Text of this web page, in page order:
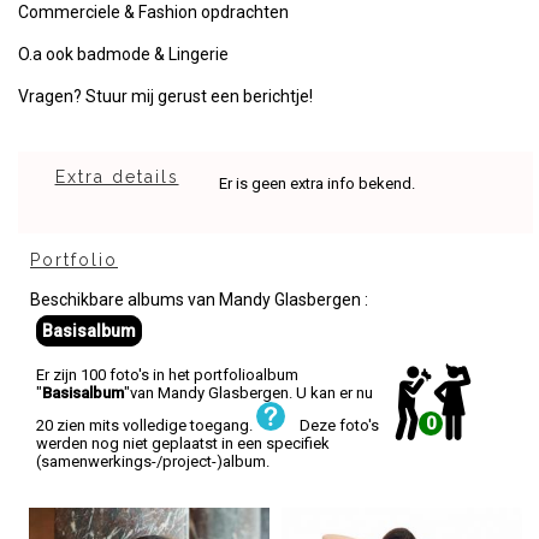
Commerciele & Fashion opdrachten
O.a ook badmode & Lingerie
Vragen? Stuur mij gerust een berichtje!
Extra details Er is geen extra info bekend.
Portfolio
Beschikbare albums van Mandy Glasbergen :
Basisalbum
Er zijn 100 foto's in het portfolioalbum
"Basisalbum"van Mandy Glasbergen. U kan er nu
20 zien mits volledige toegang.
Deze foto's
werden nog niet geplaatst in een specifiek
(samenwerkings-/project-)album.
0